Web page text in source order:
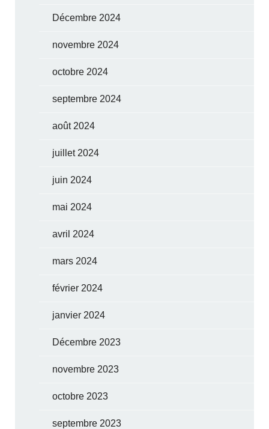
Décembre 2024
novembre 2024
octobre 2024
septembre 2024
août 2024
juillet 2024
juin 2024
mai 2024
avril 2024
mars 2024
février 2024
janvier 2024
Décembre 2023
novembre 2023
octobre 2023
septembre 2023